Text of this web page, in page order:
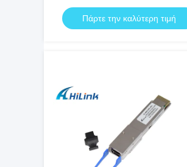
EML+APD Πηρακτής SFP
Πάρτε την καλύτερη τιμή